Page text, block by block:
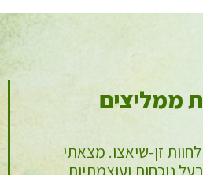
ממליצים
על התנסות אישית
אפרת. הטיפול שלה